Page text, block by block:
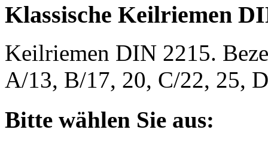
Klassische Keilriemen
Keilriemen DIN 2215.
A/13, B/17, 20, C/22, 25,
Bitte wählen Sie aus: